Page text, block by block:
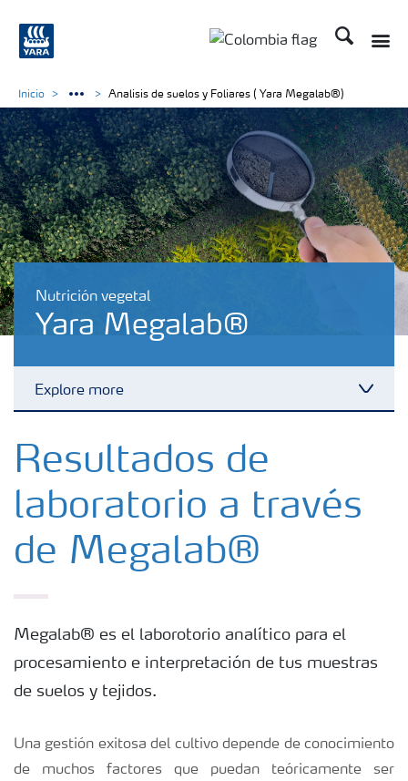
Buscar
Nutrición vegetal
Yara Megalab®
Explore more
Fertilizantes con baja Huella de Carbono
Productos
Portafolio de Agricultura Digital
Deficiencias
Inicio Analisis de suelos y Foliares ( Yara Megalab®)
Resultados de
laboratorio a través
de Megalab®
Megalab® es el laborotorio analítico para el
procesamiento e interpretación de tus muestras
de suelos y tejidos.
Una gestión exitosa del cultivo depende de conocimiento
de muchos factores que puedan teóricamente ser